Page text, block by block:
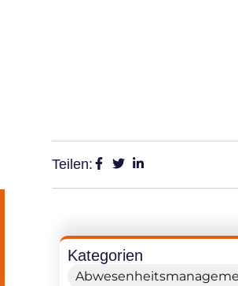
Teilen:
Kategorien